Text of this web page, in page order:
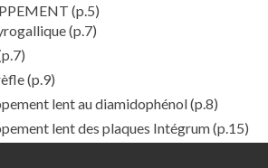
(p.5)
(p.7)
(p.9)
lent au diamidophénol(p.8)
lent des plaques Intégrum(p.15)